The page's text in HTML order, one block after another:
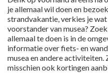
je allemaal wil doen en
strandvakantie, verkies je
voorstander van musea?
allemaal te doen is in de
informatie over fiets- en
musea en andere activiteiten.
misschien ook kortingen